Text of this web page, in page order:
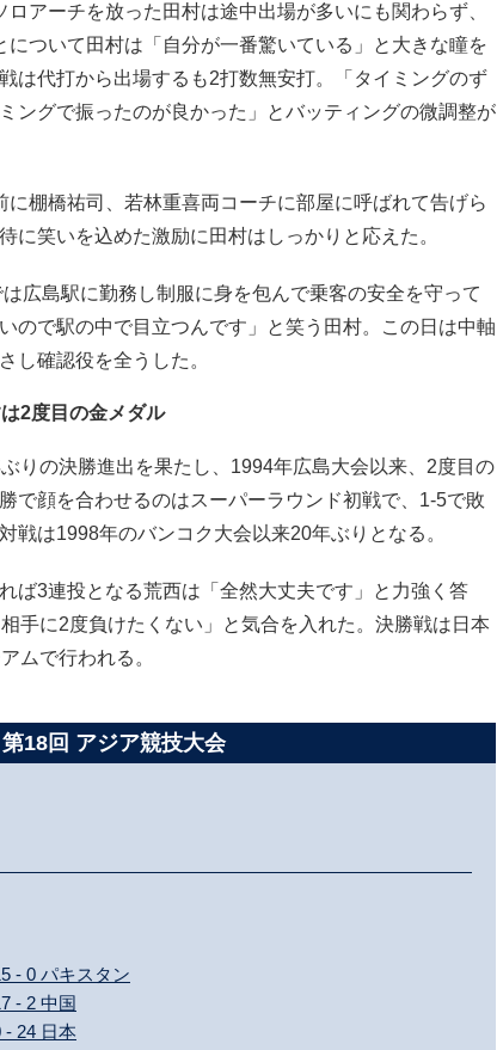
アーチを放った田村は途中出場が多いにも関わらず、
ついて田村は「自分が一番驚いている」と大きな瞳を
は代打から出場するも2打数無安打。「タイミングのず
ングで振ったのが良かった」とバッティングの微調整が
棚橋祐司、若林重喜両コーチに部屋に呼ばれて告げら
に笑いを込めた激励に田村はしっかりと応えた。
広島駅に勤務し制服に身を包んで乗客の安全を守って
ので駅の中で目立つんです」と笑う田村。この日は中軸
し確認役を全うした。
2度目の金メダル
りの決勝進出を果たし、1994年広島大会以来、2度目の
で顔を合わせるのはスーパーラウンド初戦で、1-5で敗
戦は1998年のバンコク大会以来20年ぶりとなる。
ば3連投となる荒西は「全然大丈夫です」と力強く答
手に2度負けたくない」と気合を入れた。決勝戦は日本
ムで行われる。
第18回 アジア競技大会
- 0 パキスタン
- 2 中国
- 24 日本